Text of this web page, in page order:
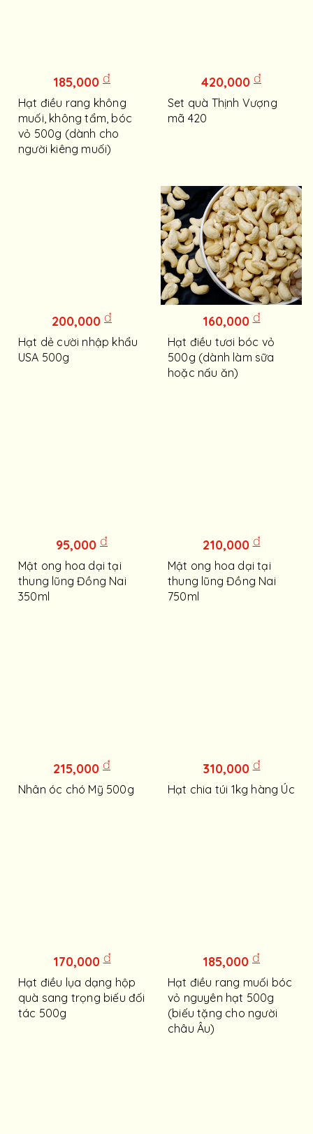
185,000 đ
Hạt điều rang không
muối, không tẩm, bóc
vỏ 500g (dành cho
người kiêng muối)
420,000 đ
Set quà Thịnh Vượng
mã 420
200,000 đ
Hạt dẻ cười nhập khẩu
USA 500g
160,000 đ
Hạt điều tươi bóc vỏ
500g (dành làm sữa
hoặc nấu ăn)
95,000 đ
Mật ong hoa dại tại
thung lũng Đồng Nai
350ml
210,000 đ
Mật ong hoa dại tại
thung lũng Đồng Nai
750ml
215,000 đ
Nhân óc chó Mỹ 500g
310,000 đ
Hạt chia túi 1kg hàng Úc
170,000 đ
Hạt điều lụa dạng hộp
quà sang trọng biếu đối
tác 500g
185,000 đ
Hạt điều rang muối bóc
vỏ nguyên hạt 500g
(biếu tặng cho người
châu Âu)